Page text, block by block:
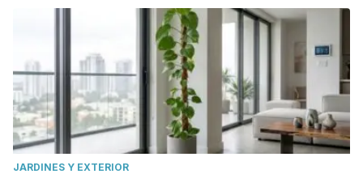
JARDINES Y EXTERIOR